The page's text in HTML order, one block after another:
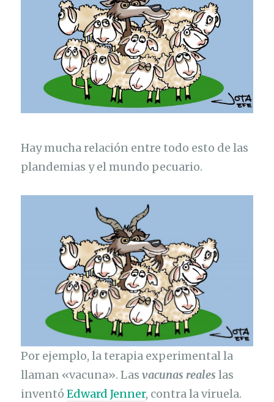
Hay mucha relación entre todo esto de las
plandemias y el mundo pecuario.
Por ejemplo, la terapia experimental la
llaman «vacuna». Lasvacunas reales las
inventóEdward Jenner, contra la viruela.